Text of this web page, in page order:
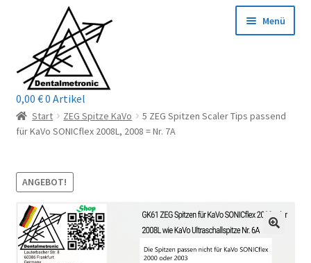
Navigation
springen
springen
Menü
Home
Mein Konto / Login
Kontakt
Reparaturservice
0,00 €0 Artikel
Start ZEG Spitze KaVo
5 ZEG Spitzen Scaler Tips passend
für KaVo SONICflex 2008L, 2008 = Nr. 7A
ANGEBOT!